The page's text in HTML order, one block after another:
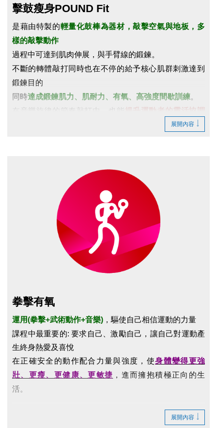
擊鼓瘦身POUND Fit
是藉由特製的輕量化鼓棒為器材，敲擊空氣與地板，多
樣的敲擊動作
過程中可達到肌肉伸展，與手臂線的鍛鍊。
不斷的轉體敲打同時也在不停的給予核心肌群刺激達到
鍛鍊目的
同時達成鍛鍊肌力、肌耐力、有氧、高強度間歇訓練。
在音樂旋律的節奏敲打中，也能
提升運動者的靈活協調
展開內容
拳擊有氧
運用(拳擊+武術動作+音樂) ，驅使自己相信運動的力量
課程中最重要的: 要求自己、激勵自己，讓自己對運動產
生終身熱愛及喜悅
在正確安全的動作配合力量與強度，使身體變得更強
壯、更瘦、更健康、更敏捷 ，進而擁抱積極正向的生
活。
展開內容